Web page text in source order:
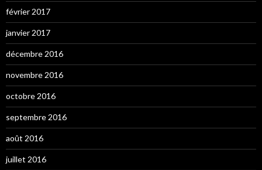
février 2017
janvier 2017
décembre 2016
novembre 2016
octobre 2016
septembre 2016
août 2016
juillet 2016